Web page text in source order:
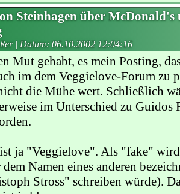
Steinhagen über McDonald's
| Datum: 06.10.2002 12:04:16
Mut gehabt, es mein Posting,
im dem Veggielove-Forum zu
die Mühe wert. Schließlich
im Unterschied zu Guidos
ja "Veggielove". Als "fake"
Namen eines anderen
Stross" schreiben würde).